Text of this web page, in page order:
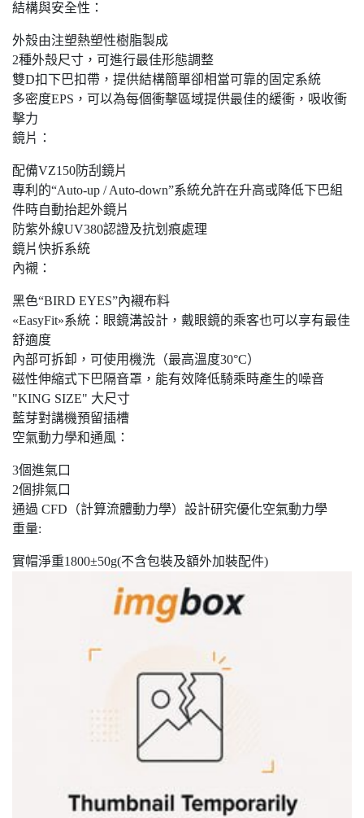
結構與安全性：
外殼由注塑熱塑性樹脂製成
2種外殼尺寸，可進行最佳形態調整
雙D扣下巴扣帶，提供結構簡單卻相當可靠的固定系統
多密度EPS，可以為每個衝擊區域提供最佳的緩衝，吸收衝
擊力
鏡片：
配備VZ150防刮鏡片
專利的“Auto-up / Auto-down”系統允許在升高或降低下巴組
件時自動抬起外鏡片
防紫外線UV380認證及抗划痕處理
鏡片快拆系統
內襯：
黑色“BIRD EYES”內襯布料
«EasyFit»系統：眼鏡溝設計，戴眼鏡的乘客也可以享有最佳
舒適度
內部可拆卸，可使用機洗（最高溫度30°C）
磁性伸縮式下巴隔音罩，能有效降低騎乘時產生的噪音
"KING SIZE" 大尺寸
藍芽對講機預留插槽
空氣動力學和通風：
3個進氣口
2個排氣口
通過 CFD（計算流體動力學）設計研究優化空氣動力學
重量:
實帽淨重1800±50g(不含包裝及額外加裝配件)